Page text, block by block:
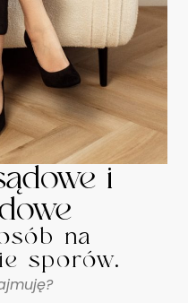
i
na
sporów.